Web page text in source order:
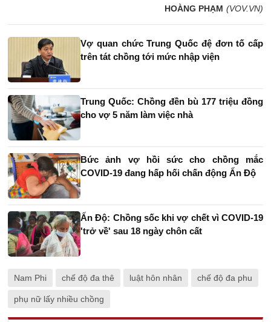
HOÀNG PHẠM (VOV.VN)
Vợ quan chức Trung Quốc đệ đơn tố cấp
trên tát chồng tới mức nhập viện
Trung Quốc: Chồng đền bù 177 triệu đồng
cho vợ 5 năm làm việc nhà
Bức ảnh vợ hồi sức cho chồng mắc
COVID-19 đang hấp hối chấn động Ấn Độ
Ấn Độ: Chồng sốc khi vợ chết vì COVID-19
'trở về' sau 18 ngày chôn cất
Nam Phi chế độ đa thê luật hôn nhân chế độ đa phu
phụ nữ lấy nhiều chồng